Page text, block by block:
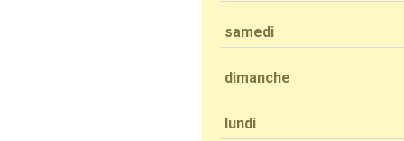
samedi
dimanche
lundi